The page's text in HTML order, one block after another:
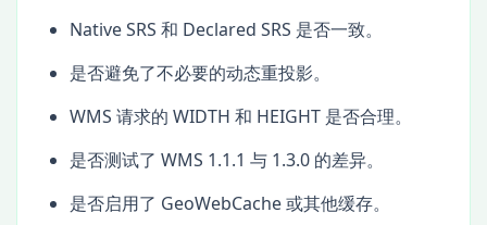
Native SRS 和 Declared SRS 是否一致。
是否避免了不必要的动态重投影。
WMS 请求的 WIDTH 和 HEIGHT 是否合理。
是否测试了 WMS 1.1.1 与 1.3.0 的差异。
是否启用了 GeoWebCache 或其他缓存。